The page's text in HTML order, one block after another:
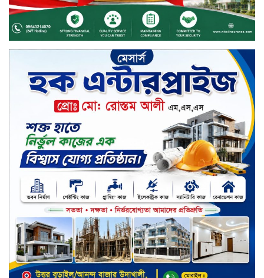
বর্ষায় মানুষের পাশে বাংলালিংক; ১০
সিটি করপোরেশনে ১২ হাজারের বেশি
রেইনকোট বিতরণ
চুয়াডাঙ্গার জীবননগর সীমান্তে
বিএসএফের ৩ জনকে পুশ-ইন চেষ্টা
প্রতিহত করল বিজিবি
সিলেট জুড়ে বিষধর সাপ গুলো জঙ্গল
ছেড়ে লোকালয়ে আশ্রয় খুঁজছে
স্ট্যান্ডার্ড ইসলামী ব্যাংক পিএলসি.-এর
টাউন হল মিটিং-২০২৬ অনুষ্ঠিত
বিদায়ী সপ্তাহে দর পতনের শীর্ষে এস
আলম কোল্ড রোল্ড